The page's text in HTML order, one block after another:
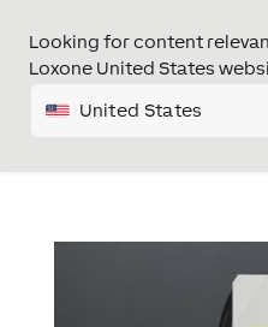
Looking for content
Loxone United States
United States